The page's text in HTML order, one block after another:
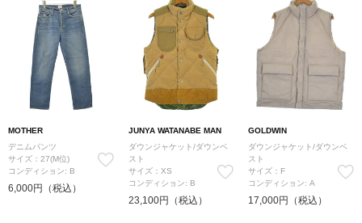
MOTHER
デニムパンツ
サイズ：27(M位)
コンディション: B
6,000円（税込）
JUNYA WATANABE MAN
ダウンジャケット/ダウンベ
スト
サイズ：XS
コンディション: B
23,100円（税込）
GOLDWIN
ダウンジャケット/ダウンベ
スト
サイズ：F
コンディション: A
17,000円（税込）